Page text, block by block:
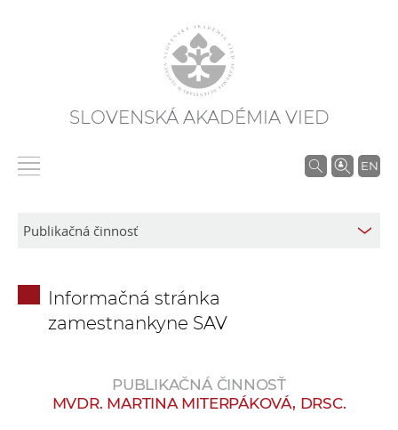
SLOVENSKÁ AKADÉMIA VIED
EN
V
e
Informačná stránka
zamestnankyne SAV
PUBLIKAČNÁ ČINNOSŤ
MVDR. MARTINA MITERPÁKOVÁ, DRSC.